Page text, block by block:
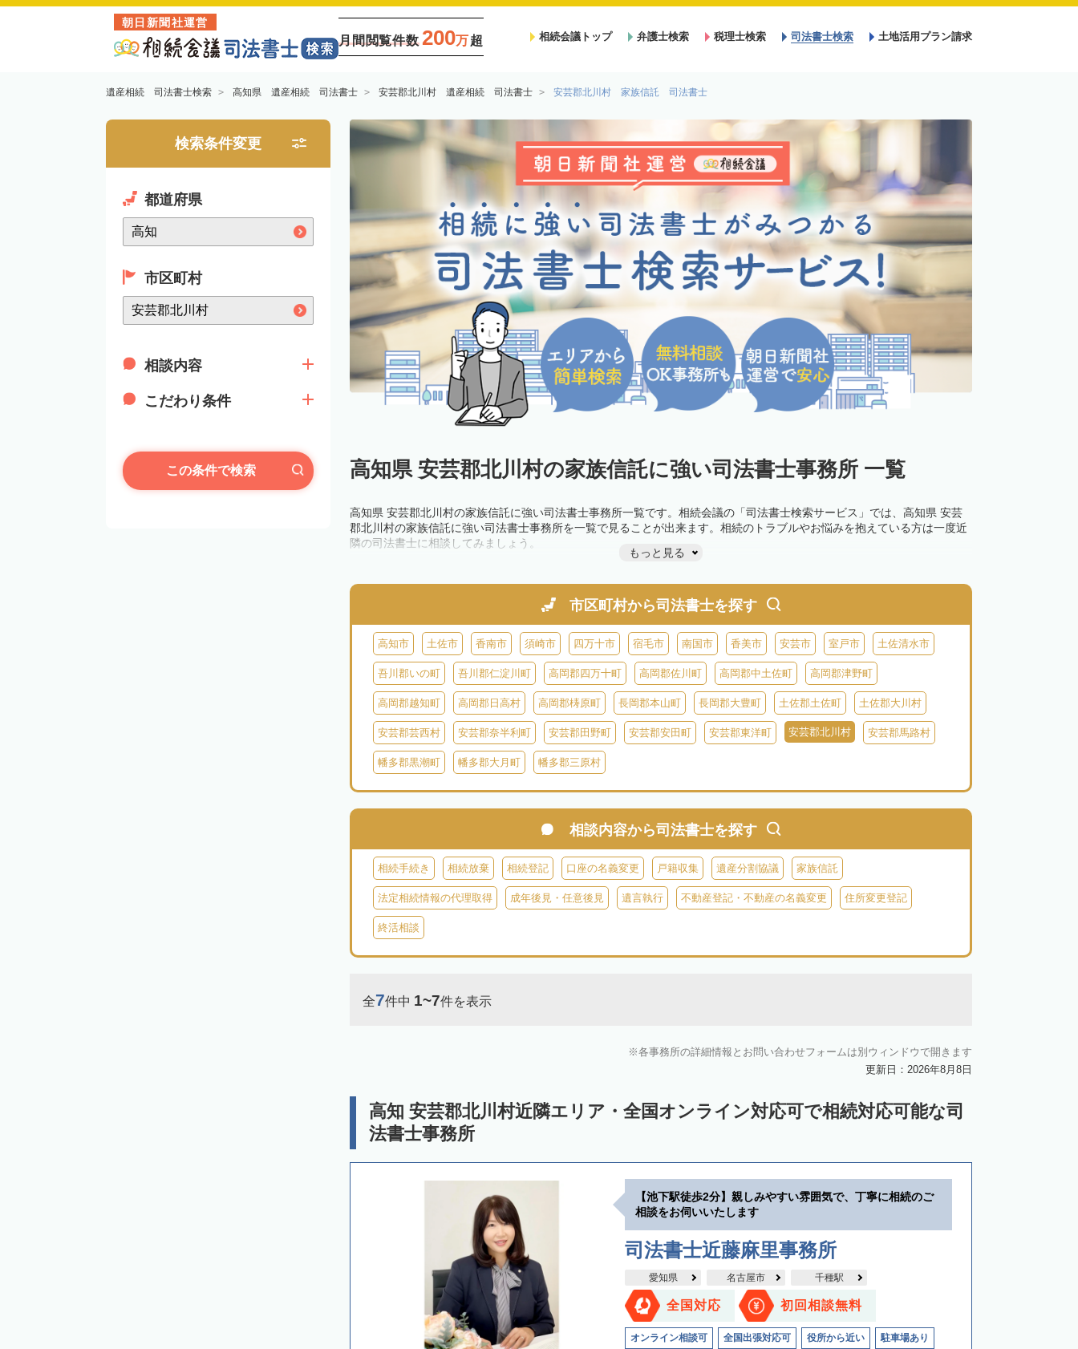
朝日新聞社運営
月間閲覧件数 200万超 相続会議トップ 弁護士検索 税理士検索 司法書士検索 土地活用プラン請求
遺産相続 司法書士検索 高知県 遺産相続 司法書士 安芸郡北川村 遺産相続 司法書士 安芸郡北川村 家族信託 司法書士
検索条件変更
都道府県
市区町村
相談内容
こだわり条件
この条件で検索 高知県 安芸郡北川村の家族信託に強い司法書士事務所 一覧
高知県 安芸郡北川村の家族信託に強い司法書士事務所一覧です。相続会議の「司法書士検索サービス」では、高知県 安芸
郡北川村の家族信託に強い司法書士事務所を一覧で見ることが出来ます。相続のトラブルやお悩みを抱えている方は一度近
隣の司法書士に相談してみましょう。
もっと見る
市区町村から司法書士を探す
高知市 土佐市 香南市 須崎市 四万十市 宿毛市 南国市 香美市 安芸市 室戸市 土佐清水市
吾川郡いの町 吾川郡仁淀川町 高岡郡四万十町 高岡郡佐川町 高岡郡中土佐町 高岡郡津野町
高岡郡越知町 高岡郡日高村 高岡郡梼原町 長岡郡本山町 長岡郡大豊町 土佐郡土佐町 土佐郡大川村
安芸郡芸西村 安芸郡奈半利町 安芸郡田野町 安芸郡安田町 安芸郡東洋町 安芸郡北川村 安芸郡馬路村
幡多郡黒潮町 幡多郡大月町 幡多郡三原村
相談内容から司法書士を探す
相続手続き 相続放棄 相続登記 口座の名義変更 戸籍収集 遺産分割協議 家族信託
法定相続情報の代理取得 成年後見・任意後見 遺言執行 不動産登記・不動産の名義変更 住所変更登記
終活相談
全7件中 1~7件を表示
各事務所の詳細情報とお問い合わせフォームは別ウィンドウで開きます
更新日：2026年8月8日
高知 安芸郡北川村近隣エリア・全国オンライン対応可で相続対応可能な司
法書士事務所
【池下駅徒歩2分】親しみやすい雰囲気で、丁寧に相続のご
相談をお伺いいたします
司法書士近藤麻里事務所
愛知県 名古屋市 千種駅
全国対応 初回相談無料
オンライン相談可 全国出張対応可 役所から近い 駐車場あり